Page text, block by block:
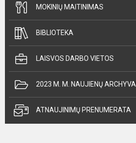
MOKINIŲ MAITINIMAS
BIBLIOTEKA
LAISVOS DARBO VIETOS
2023 M. M. NAUJIENŲ
ATNAUJINIMŲ PRENUMERATA